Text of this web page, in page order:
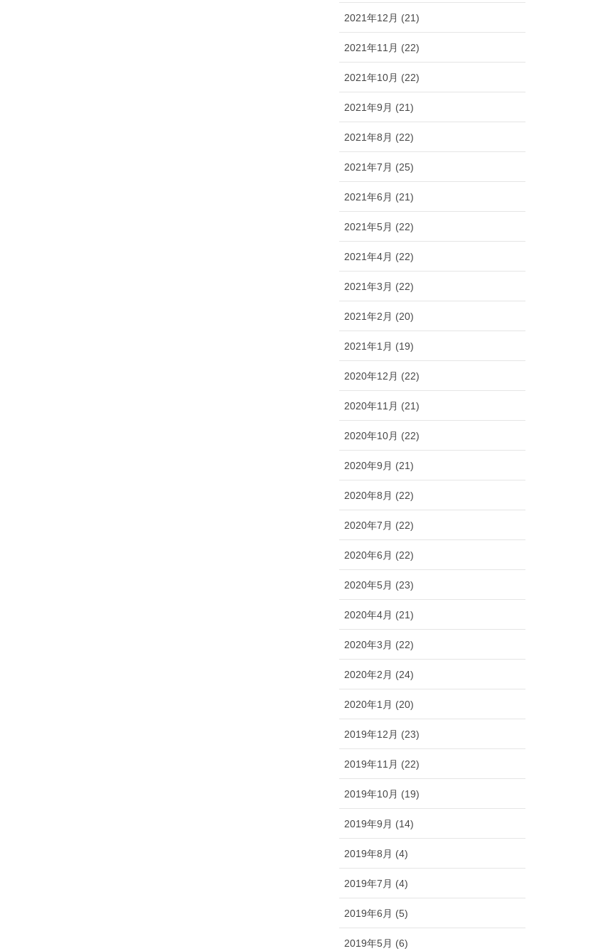
2021年12月 (21)
2021年11月 (22)
2021年10月 (22)
2021年9月 (21)
2021年8月 (22)
2021年7月 (25)
2021年6月 (21)
2021年5月 (22)
2021年4月 (22)
2021年3月 (22)
2021年2月 (20)
2021年1月 (19)
2020年12月 (22)
2020年11月 (21)
2020年10月 (22)
2020年9月 (21)
2020年8月 (22)
2020年7月 (22)
2020年6月 (22)
2020年5月 (23)
2020年4月 (21)
2020年3月 (22)
2020年2月 (24)
2020年1月 (20)
2019年12月 (23)
2019年11月 (22)
2019年10月 (19)
2019年9月 (14)
2019年8月 (4)
2019年7月 (4)
2019年6月 (5)
2019年5月 (6)